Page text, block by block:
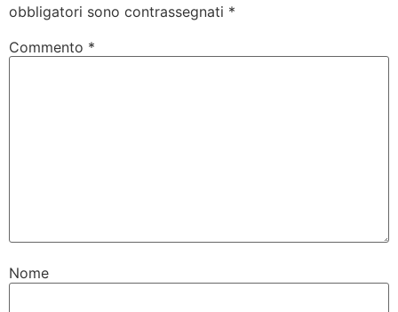
obbligatori sono contrassegnati *
Commento *
Nome